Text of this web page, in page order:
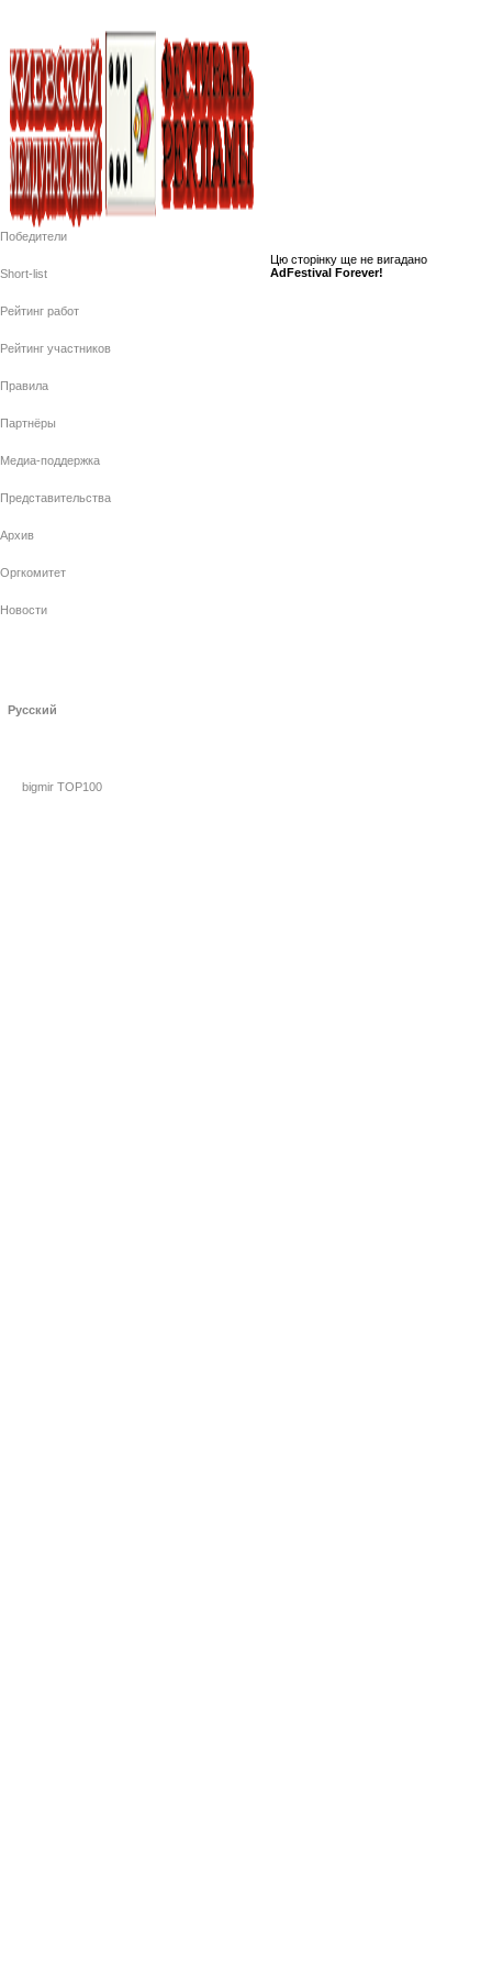
Победители
Short-list
Рейтинг работ
Рейтинг участников
Правила
Партнёры
Медиа-поддержка
Представительства
Архив
Оргкомитет
Новости
Русский
Цю сторiнку ще не вигадано
AdFestival Forever!